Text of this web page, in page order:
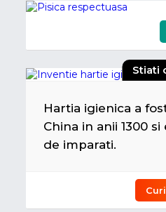
Stiati
Hartia igienica a
China in anii 1300
de imparati.